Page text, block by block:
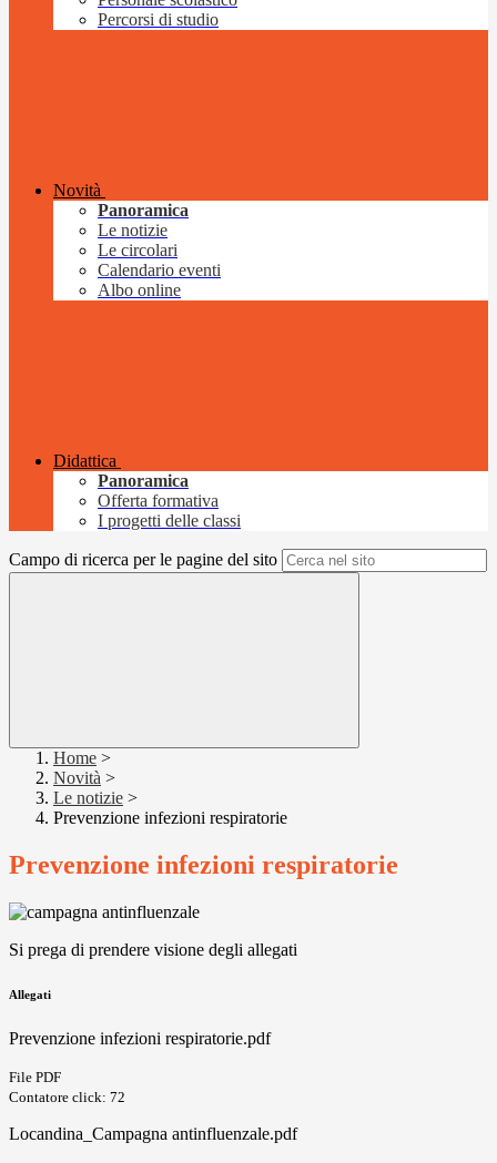
Percorsi di studio
Novità
Panoramica
Le notizie
Le circolari
Calendario eventi
Albo online
Didattica
Panoramica
Offerta formativa
I progetti delle classi
Campo di ricerca per le pagine del sito
Home >
Novità >
Le notizie >
Prevenzione infezioni respiratorie
Prevenzione infezioni respiratorie
Si prega di prendere visione degli allegati
Allegati
Prevenzione infezioni respiratorie.pdf
File PDF
Contatore click: 72
Locandina_Campagna antinfluenzale.pdf